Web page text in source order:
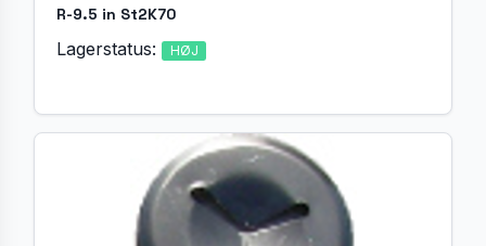
R-9.5 in St2K70
Lagerstatus: HØJ